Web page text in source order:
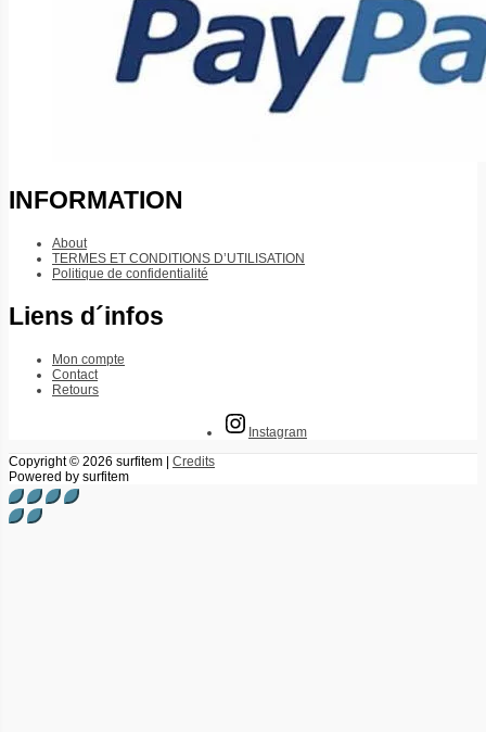
INFORMATION
About
TERMES ET CONDITIONS D’UTILISATION
Politique de confidentialité
Liens d´infos
Mon compte
Contact
Retours
Instagram
Copyright © 2026 surfitem | Credits
Powered by surfitem